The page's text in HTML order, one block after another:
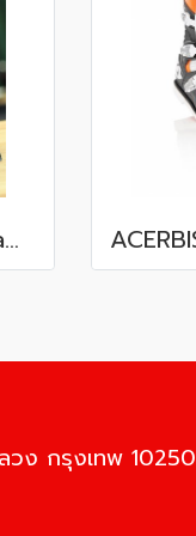
ถุงมือ ACERBIS CE Ramsey Leather Glove
วง กรุงเทพ 10250